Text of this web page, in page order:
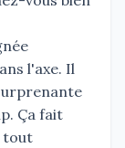
l'axe. Il
Ça fait
tout